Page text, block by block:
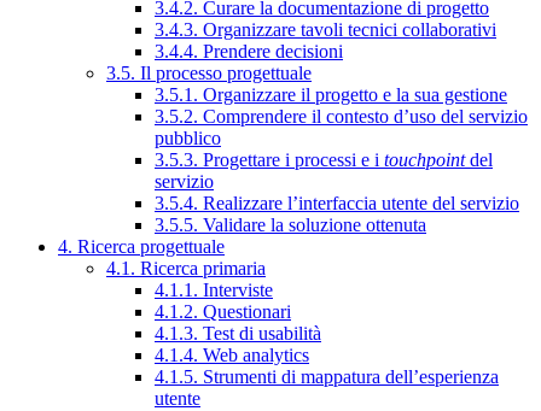
3.4.2. Curare la documentazione di progetto
3.4.3. Organizzare tavoli tecnici collaborativi
3.4.4. Prendere decisioni
3.5. Il processo progettuale
3.5.1. Organizzare il progetto e la sua gestione
3.5.2. Comprendere il contesto d’uso del servizio
pubblico
3.5.3. Progettare i processi e i touchpointdel
servizio
3.5.4. Realizzare l’interfaccia utente del servizio
3.5.5. Validare la soluzione ottenuta
4. Ricerca progettuale
4.1. Ricerca primaria
4.1.1. Interviste
4.1.2. Questionari
4.1.3. Test di usabilità
4.1.4. Web analytics
4.1.5. Strumenti di mappatura dell’esperienza
utente